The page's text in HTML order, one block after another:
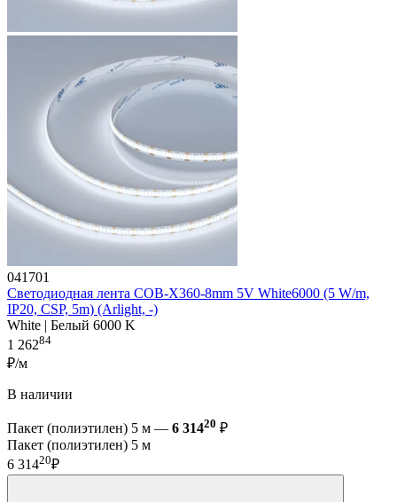
041701
Светодиодная лента COB-X360-8mm 5V White6000 (5 W/m,
IP20, CSP, 5m) (Arlight, -)
White | Белый 6000 K
1 26284
₽/м
В наличии
Пакет (полиэтилен) 5 м — 6 31420 ₽
Пакет (полиэтилен) 5 м
6 31420₽